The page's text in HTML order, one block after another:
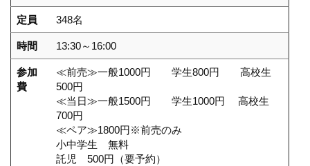
定員 348名
時間 13:30～16:00
参加
費
≪前売≫一般1000円 学生800円 高校生
500円
≪当日≫一般1500円 学生1000円 高校生
700円
≪ペア≫1800円※前売のみ
小中学生 無料
託児 500円（要予約）